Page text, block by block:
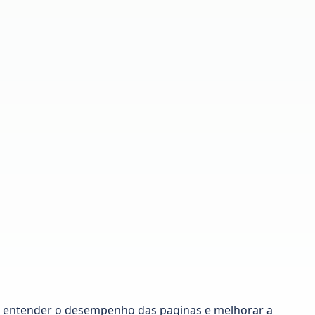
o desempenho das paginas e melhorar a